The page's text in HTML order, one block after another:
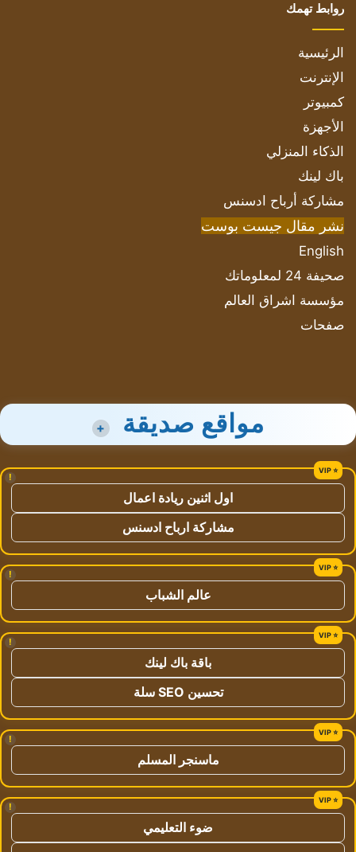
روابط تهمك
الرئيسية
الإنترنت
كمبيوتر
الأجهزة
الذكاء المنزلي
باك لينك
مشاركة أرباح ادسنس
نشر مقال جيست بوست
English
صحيفة 24 لمعلوماتك
مؤسسة اشراق العالم
صفحات
مواقع صديقة +
!
اول اثنين ريادة اعمال
مشاركة ارباح ادسنس
!
عالم الشباب
!
باقة باك لينك
تحسين SEO سلة
!
ماسنجر المسلم
!
ضوء التعليمي